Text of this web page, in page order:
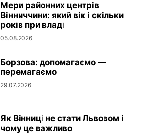
Мери районних центрів
Вінниччини: який вік і скільки
років при владі
05.08.2026
Борзова: допомагаємо —
перемагаємо
29.07.2026
Як Вінниці не стати Львовом і
чому це важливо